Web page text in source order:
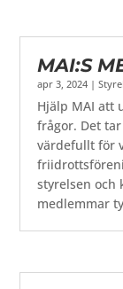
MAI:S
apr 3, 2024 |
Hjälp MAI att
frågor. Det
värdefullt för
styrelsen och
medlemmar